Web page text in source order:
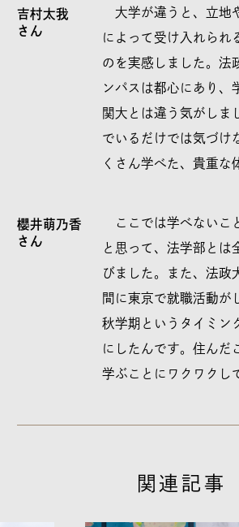
吉村太我
さん
大学が違うと、立地
によって受け入れられ
のを実感しました。法
ンパスは都心にあり、
関大とは違う気がしま
でいるだけでは気づけ
くさん学べた、貴重な
櫻井萌乃香
さん
ここでは学べないこ
と思って、法学部とは
びました。また、法政
間に東京で就職活動が
秋学期というタイミン
にしたんです。住んだ
学ぶことにワクワクし
関連記事